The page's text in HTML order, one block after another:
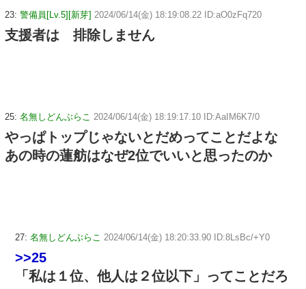
23: 警備員[Lv.5][新芽] 2024/06/14(金) 18:19:08.22 ID:aO0zFq720
支援者は 排除しません
25: 名無しどんぶらこ 2024/06/14(金) 18:19:17.10 ID:AaIM6K7/0
やっぱトップじゃないとだめってことだよな
あの時の蓮舫はなぜ2位でいいと思ったのか
27: 名無しどんぶらこ 2024/06/14(金) 18:20:33.90 ID:8LsBc/+Y0
>>25
「私は１位、他人は２位以下」ってことだろ